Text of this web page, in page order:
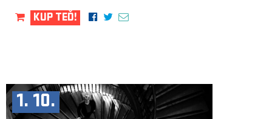
KUP TEĎ!
1. 10.